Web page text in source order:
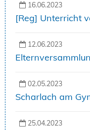
16.06.2023
[Reg] Unterricht
12.06.2023
02.05.2023
Scharlach am
25.04.2023